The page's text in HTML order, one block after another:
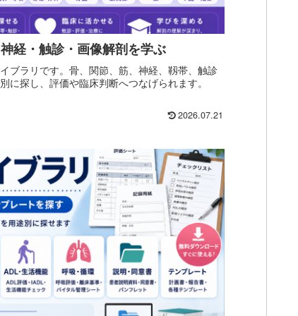
経・触診・画像解剖を学ぶ
ブラリです。骨、関節、筋、神経、靱帯、触診
に探し、評価や臨床判断へつなげられます。
2026.07.21